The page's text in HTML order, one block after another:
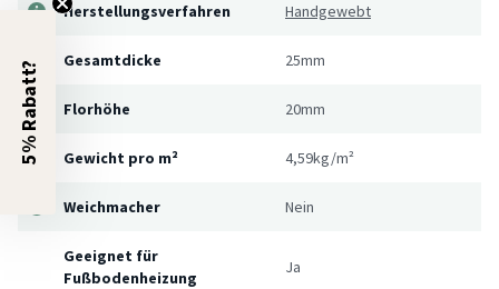
Herstellungsverfahren Handgewebt
Gesamtdicke 25mm
Florhöhe 20mm
Gewicht pro m² 4,59kg/m²
Weichmacher Nein
Geeignet für
Fußbodenheizung
Ja
5% Rabatt?